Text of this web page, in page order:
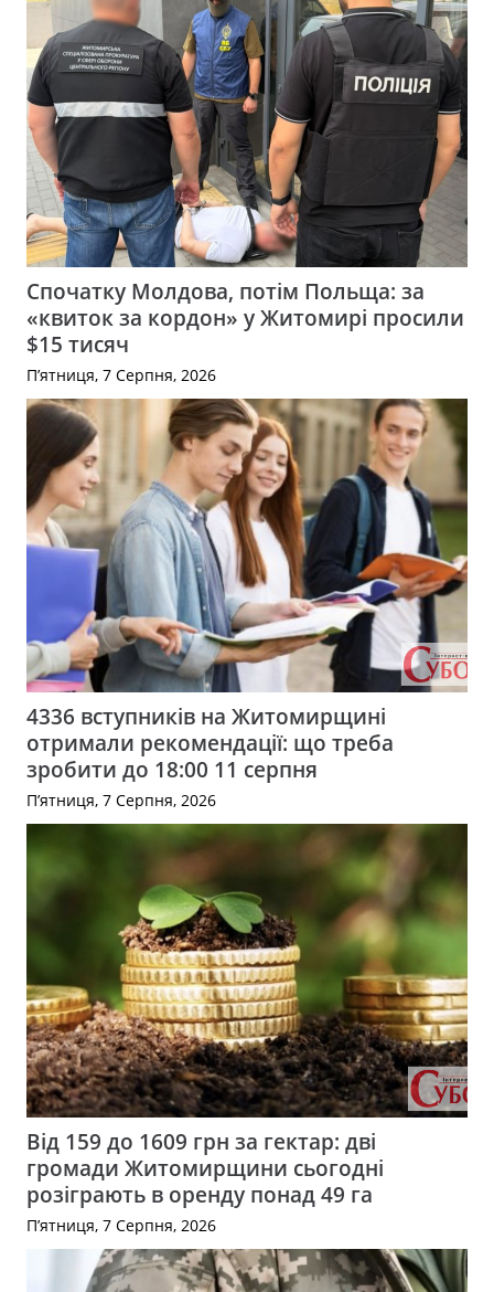
Спочатку Молдова, потім Польща: за
«квиток за кордон» у Житомирі просили
$15 тисяч
П’ятниця, 7 Серпня, 2026
4336 вступників на Житомирщині
отримали рекомендації: що треба
зробити до 18:00 11 серпня
П’ятниця, 7 Серпня, 2026
Від 159 до 1609 грн за гектар: дві
громади Житомирщини сьогодні
розіграють в оренду понад 49 га
П’ятниця, 7 Серпня, 2026